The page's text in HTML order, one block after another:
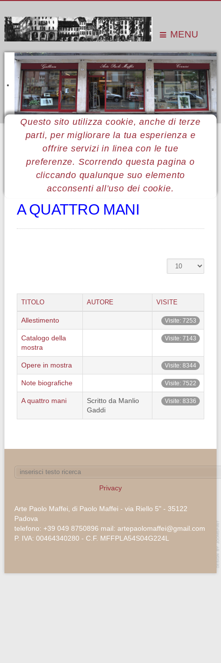
MENU
Questo sito utilizza cookie, anche di terze
parti, per migliorare la tua esperienza e
offrire servizi in linea con le tue
preferenze. Scorrendo questa pagina o
cliccando qualunque suo elemento
acconsenti all’uso dei cookie.
Sei qui: Home Le mostre
Mostre 2015
Luigina e Teresa Luzii
54 Luigina e Teresa Luzii
A QUATTRO MANI
TITOLO AUTORE VISITE
Allestimento Visite: 7253
Catalogo della
mostra
Visite: 7143
Opere in mostra Visite: 8344
Note biografiche Visite: 7522
A quattro mani
Scritto da Manlio
Gaddi
Visite: 8336
Privacy
Arte Paolo Maffei, di Paolo Maffei - via Riello 5" - 35122
Padova
telefono: +39 049 8750896 mail: artepaolomaffei@gmail.com
P. IVA: 00464340280 - C.F. MFFPLA54S04G224L